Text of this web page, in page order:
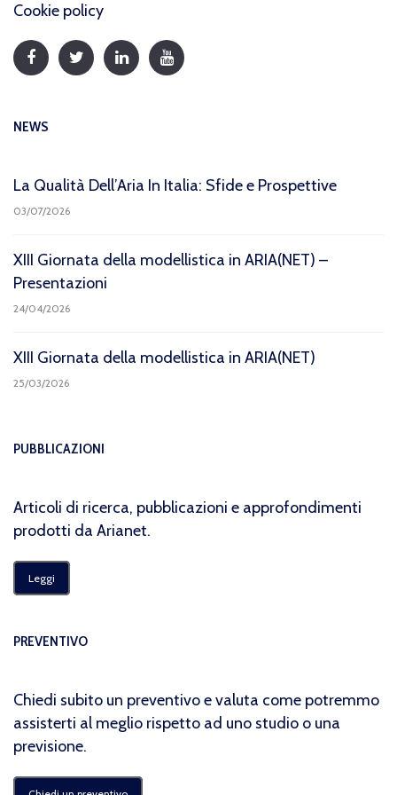
Cookie policy
NEWS
La Qualità Dell’Aria In Italia: Sfide e Prospettive
03/07/2026
XIII Giornata della modellistica in ARIA(NET) –
Presentazioni
24/04/2026
XIII Giornata della modellistica in ARIA(NET)
25/03/2026
PUBBLICAZIONI
Articoli di ricerca, pubblicazioni e approfondimenti
prodotti da Arianet.
Leggi
PREVENTIVO
Chiedi subito un preventivo e valuta come potremmo
assisterti al meglio rispetto ad uno studio o una
previsione.